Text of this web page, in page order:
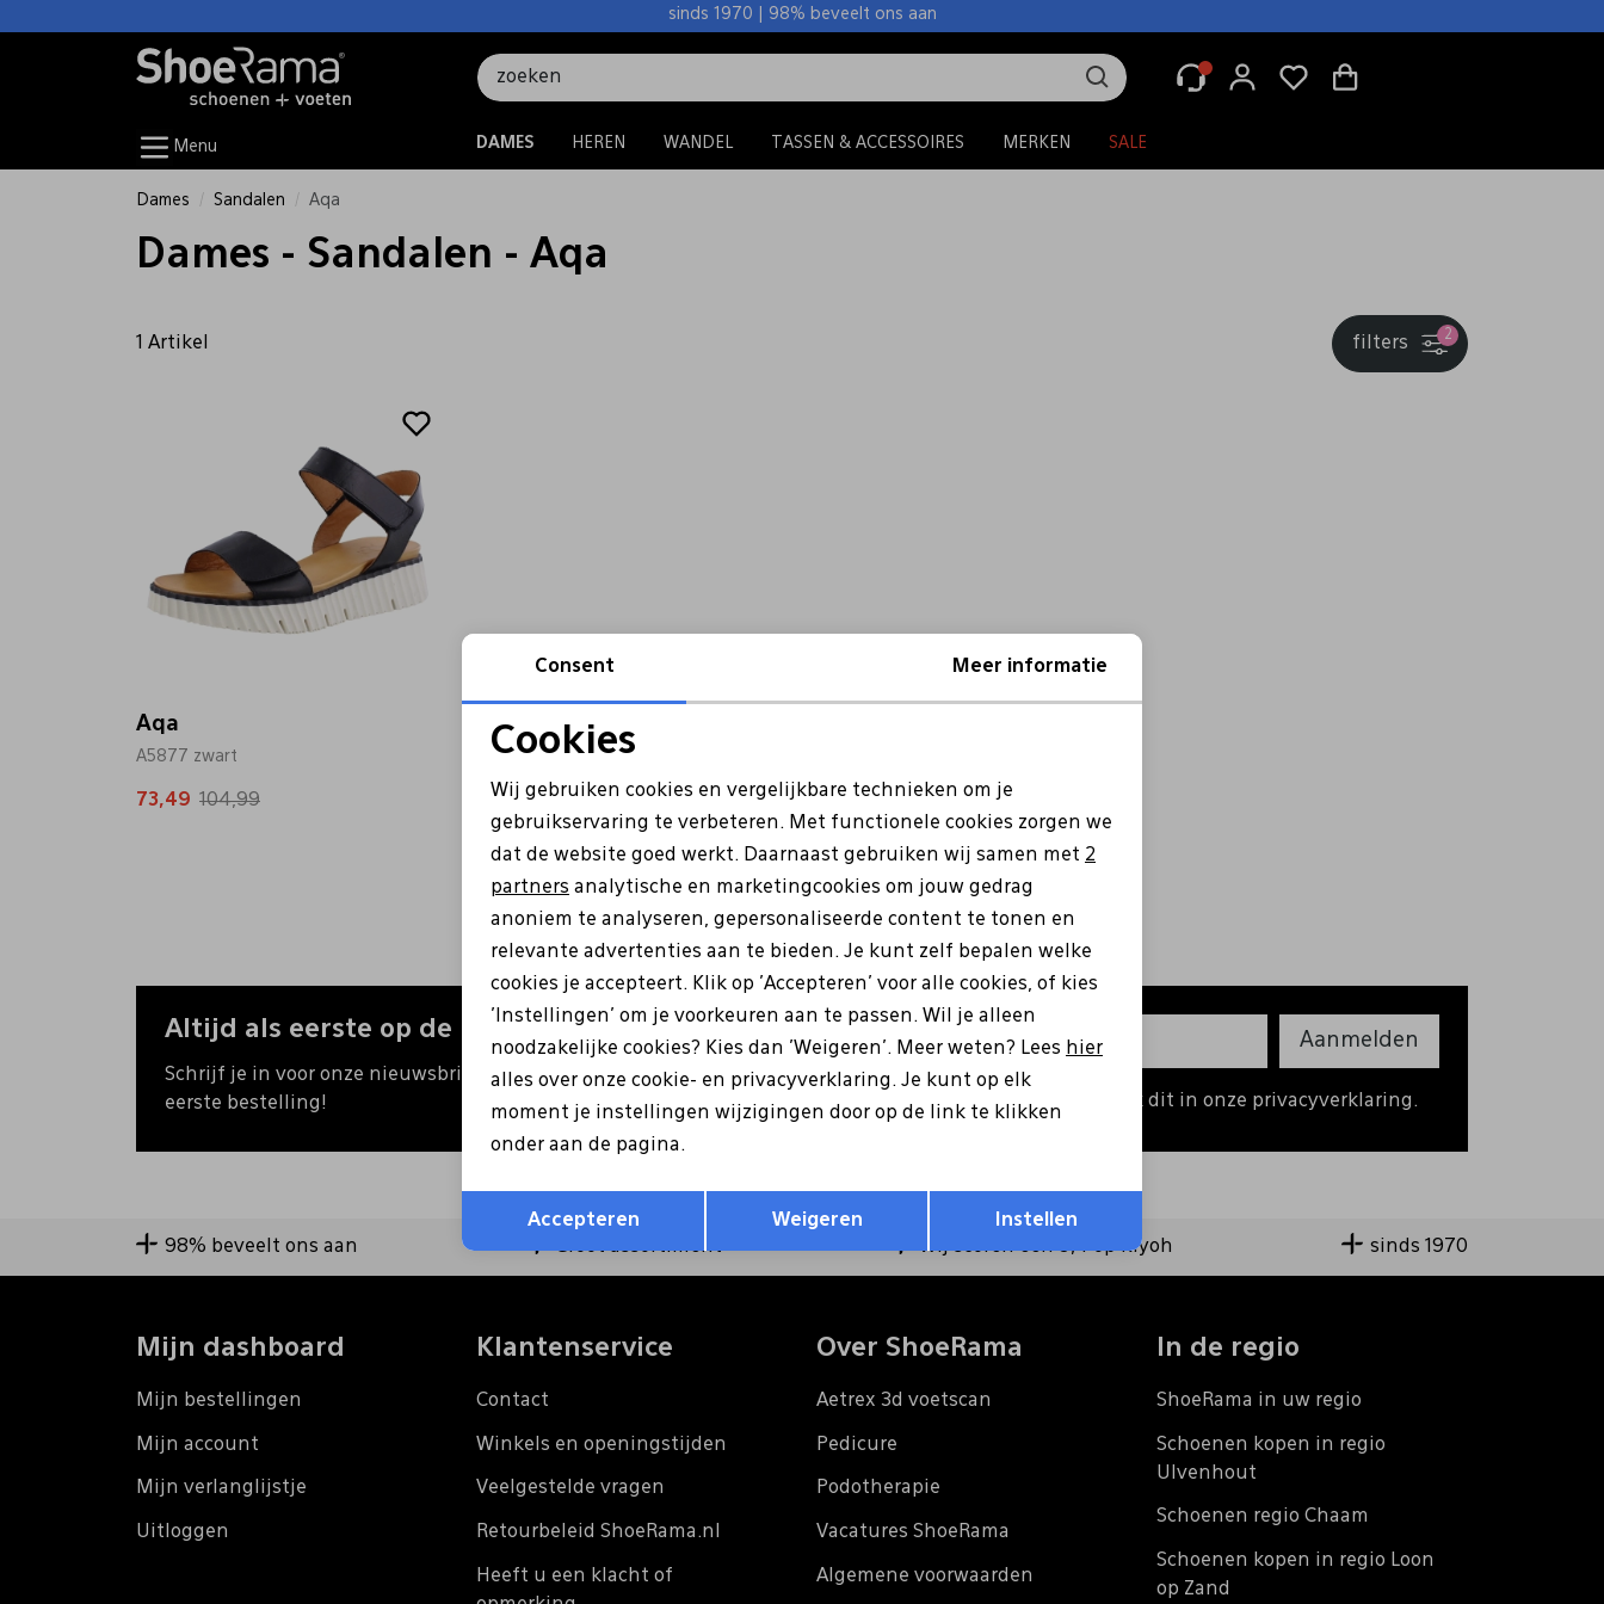
sinds 1970 | 98% beveelt ons aan
Menu DAMES HEREN WANDEL TASSEN & ACCESSOIRES MERKEN SALE
Dames Sandalen Aqa
Dames - Sandalen - Aqa
1 Artikel 2
filters
Aqa
A5877 zwart
73,49 104,99
Altijd als eerste op de hoogte zijn?
Schrijf je in voor onze nieuwsbrief en ontvang €5 korting op je
eerste bestelling!
Aanmelden
Hoe we met je data omgaan? Bekijk dit in onze privacyverklaring.
98% beveelt ons aan Groot assortiment Wij scoren een 9,4 op Kiyoh sinds 1970
Mijn dashboard
Mijn bestellingen
Mijn account
Mijn verlanglijstje
Uitloggen
Klantenservice
Contact
Winkels en openingstijden
Veelgestelde vragen
Retourbeleid ShoeRama.nl
Heeft u een klacht of
Over ShoeRama
Aetrex 3d voetscan
Pedicure
Podotherapie
Vacatures ShoeRama
Algemene voorwaarden
In de regio
ShoeRama in uw regio
Schoenen kopen in regio
Ulvenhout
Schoenen regio Chaam
Schoenen kopen in regio Loon
op Zand
Noodzakelijke cookies
Analytische cookies Marketing cookies
Terug Opslaan
Consent Meer informatie
Cookies
Wij gebruiken cookies en vergelijkbare technieken om je
gebruikservaring te verbeteren. Met functionele cookies zorgen we
dat de website goed werkt. Daarnaast gebruiken wij samen met 2
partners analytische en marketingcookies om jouw gedrag
anoniem te analyseren, gepersonaliseerde content te tonen en
relevante advertenties aan te bieden. Je kunt zelf bepalen welke
cookies je accepteert. Klik op 'Accepteren' voor alle cookies, of kies
'Instellingen' om je voorkeuren aan te passen. Wil je alleen
noodzakelijke cookies? Kies dan 'Weigeren'. Meer weten? Lees hier
alles over onze cookie- en privacyverklaring. Je kunt op elk
moment je instellingen wijzigingen door op de link te klikken
onder aan de pagina.
Accepteren Weigeren Instellen